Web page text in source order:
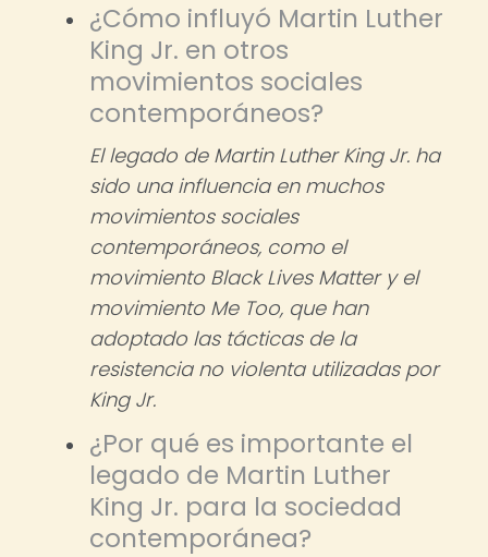
¿Cómo influyó Martin Luther
King Jr. en otros
movimientos sociales
contemporáneos?
El legado de Martin Luther King Jr. ha
sido una influencia en muchos
movimientos sociales
contemporáneos, como el
movimiento Black Lives Matter y el
movimiento Me Too, que han
adoptado las tácticas de la
resistencia no violenta utilizadas por
King Jr.
¿Por qué es importante el
legado de Martin Luther
King Jr. para la sociedad
contemporánea?